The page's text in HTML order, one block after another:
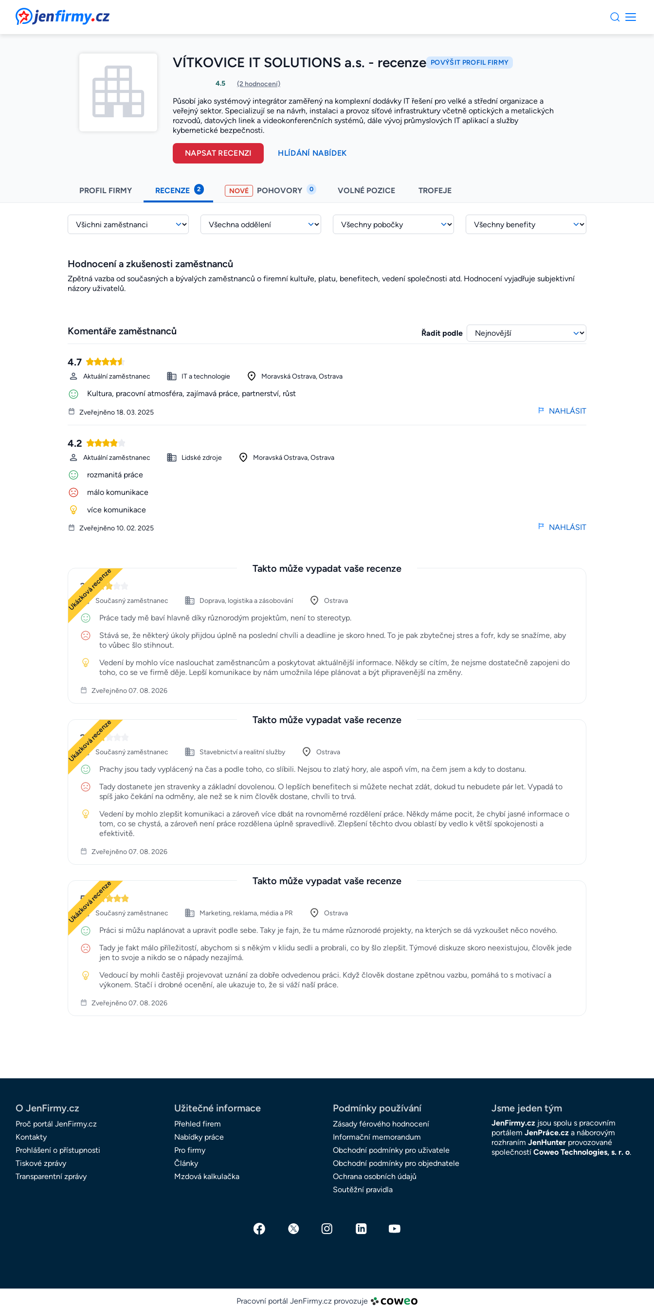
JenFirmy.cz
VÍTKOVICE IT SOLUTIONS a.s. - recenze POVÝŠIT PROFIL FIRMY
4.5 (2 hodnocení)
Působí jako systémový integrátor zaměřený na komplexní dodávky IT řešení pro velké a střední organizace a
veřejný sektor. Specializují se na návrh, instalaci a provoz síťové infrastruktury včetně optických a metalických
rozvodů, datových linek a videokonferenčních systémů, dále vývoj průmyslových IT aplikací a služby
kybernetické bezpečnosti.
NAPSAT RECENZI HLÍDÁNÍ NABÍDEK
PROFIL FIRMY RECENZE 2 NOVÉ POHOVORY 0 VOLNÉ POZICE TROFEJE
Hodnocení a zkušenosti zaměstnanců
Zpětná vazba od současných a bývalých zaměstnanců o firemní kultuře, platu, benefitech, vedení společnosti atd. Hodnocení vyjadřuje subjektivní
názory uživatelů.
Komentáře zaměstnanců Řadit podle
4.7
Aktuální zaměstnanec IT a technologie Moravská Ostrava, Ostrava
Kultura, pracovní atmosféra, zajímavá práce, partnerství, růst
Zveřejněno 18. 03. 2025 NAHLÁSIT
4.2
Aktuální zaměstnanec Lidské zdroje Moravská Ostrava, Ostrava
rozmanitá práce
málo komunikace
více komunikace
Zveřejněno 10. 02. 2025 NAHLÁSIT
Takto může vypadat vaše recenze
Ukázková recenze
3
Současný zaměstnanec Doprava, logistika a zásobování Ostrava
Práce tady mě baví hlavně díky různorodým projektům, není to stereotyp.
Stává se, že některý úkoly přijdou úplně na poslední chvíli a deadline je skoro hned. To je pak zbytečnej stres a fofr, kdy se snažíme, aby
to vůbec šlo stihnout.
Vedení by mohlo více naslouchat zaměstnancům a poskytovat aktuálnější informace. Někdy se cítím, že nejsme dostatečně zapojeni do
toho, co se ve firmě děje. Lepší komunikace by nám umožnila lépe plánovat a být připravenější na změny.
Zveřejněno 07. 08. 2026
Takto může vypadat vaše recenze
Ukázková recenze
2
Současný zaměstnanec Stavebnictví a realitní služby Ostrava
Prachy jsou tady vyplácený na čas a podle toho, co slíbili. Nejsou to zlatý hory, ale aspoň vím, na čem jsem a kdy to dostanu.
Tady dostanete jen stravenky a základní dovolenou. O lepších benefitech si můžete nechat zdát, dokud tu nebudete pár let. Vypadá to
spíš jako čekání na odměny, ale než se k nim člověk dostane, chvíli to trvá.
Vedení by mohlo zlepšit komunikaci a zároveň více dbát na rovnoměrné rozdělení práce. Někdy máme pocit, že chybí jasné informace o
tom, co se chystá, a zároveň není práce rozdělena úplně spravedlivě. Zlepšení těchto dvou oblastí by vedlo k větší spokojenosti a
efektivitě.
Zveřejněno 07. 08. 2026
Takto může vypadat vaše recenze
Ukázková recenze
5
Současný zaměstnanec Marketing, reklama, média a PR Ostrava
Práci si můžu naplánovat a upravit podle sebe. Taky je fajn, že tu máme různorodé projekty, na kterých se dá vyzkoušet něco nového.
Tady je fakt málo příležitostí, abychom si s někým v klidu sedli a probrali, co by šlo zlepšit. Týmové diskuze skoro neexistujou, člověk jede
jen to svoje a nikdo se o nápady nezajímá.
Vedoucí by mohli častěji projevovat uznání za dobře odvedenou práci. Když člověk dostane zpětnou vazbu, pomáhá to s motivací a
výkonem. Stačí i drobné ocenění, ale ukazuje to, že si váží naší práce.
Zveřejněno 07. 08. 2026
O JenFirmy.cz
Proč portál JenFirmy.cz
Kontakty
Prohlášení o přístupnosti
Tiskové zprávy
Transparentní zprávy
Užitečné informace
Přehled firem
Nabídky práce
Pro firmy
Články
Mzdová kalkulačka
Podmínky používání
Zásady férového hodnocení
Informační memorandum
Obchodní podmínky pro uživatele
Obchodní podmínky pro objednatele
Ochrana osobních údajů
Soutěžní pravidla
Jsme jeden tým
JenFirmy.cz jsou spolu s pracovním
portálem JenPráce.cz a náborovým
rozhraním JenHunter provozované
společností Coweo Technologies, s. r. o.
Pracovní portál JenFirmy.cz provozuje